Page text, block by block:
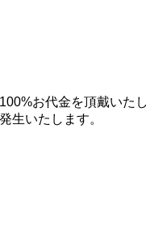
お代金を頂戴い
生いたします。